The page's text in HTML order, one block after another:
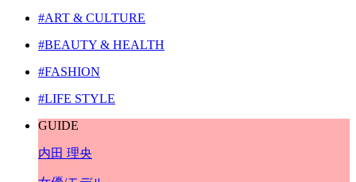
#ART & CULTURE
#BEAUTY & HEALTH
#FASHION
#LIFE STYLE
GUIDE
内田 理央